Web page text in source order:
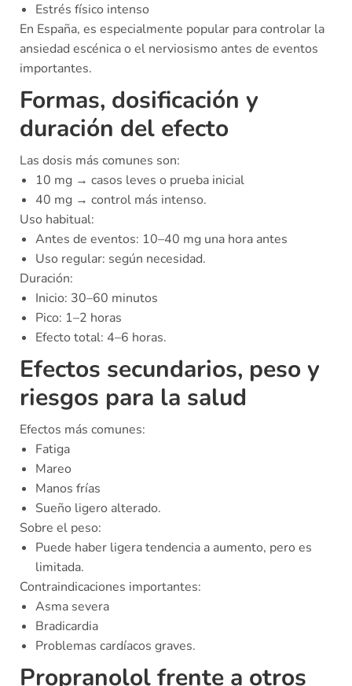
Estrés físico intenso
En España, es especialmente popular para controlar la
ansiedad escénica o el nerviosismo antes de eventos
importantes.
Formas, dosificación y
duración del efecto
Las dosis más comunes son:
10 mg → casos leves o prueba inicial
40 mg → control más intenso.
Uso habitual:
Antes de eventos: 10–40 mg una hora antes
Uso regular: según necesidad.
Duración:
Inicio: 30–60 minutos
Pico: 1–2 horas
Efecto total: 4–6 horas.
Efectos secundarios, peso y
riesgos para la salud
Efectos más comunes:
Fatiga
Mareo
Manos frías
Sueño ligero alterado.
Sobre el peso:
Puede haber ligera tendencia a aumento, pero es
limitada.
Contraindicaciones importantes:
Asma severa
Bradicardia
Problemas cardíacos graves.
Propranolol frente a otros